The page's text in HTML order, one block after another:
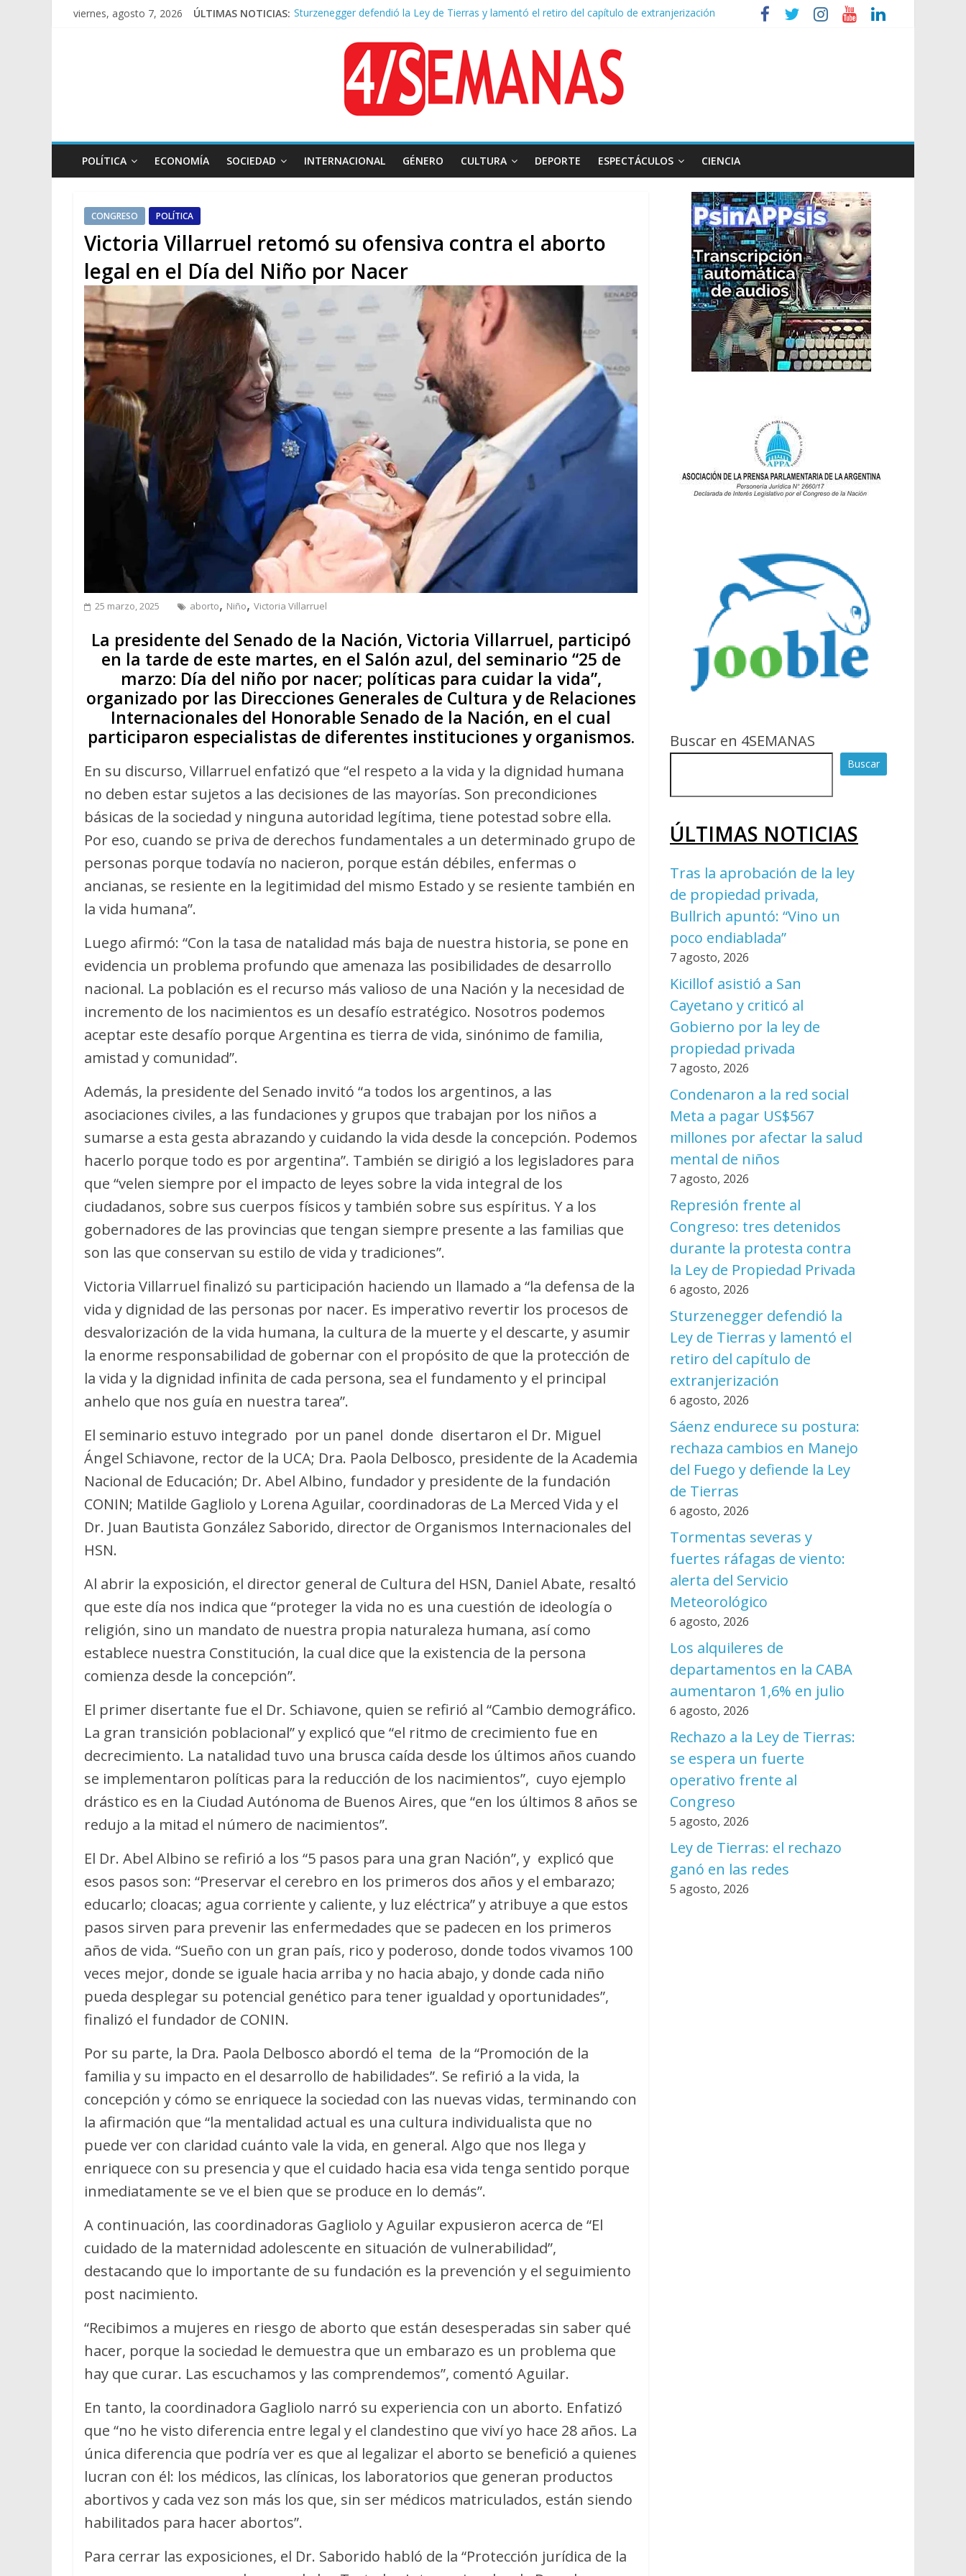
viernes, agosto 7, 2026 ÚLTIMAS NOTICIAS: Sturzenegger defendió la Ley de Tierras y lamentó el retiro del capítulo de extranjerización
Kicillof asistió a San Cayetano y criticó al Gobierno por la ley de propiedad privada
Condenaron a la red social Meta a pagar US$567 millones por afectar la salud mental de niños
Represión frente al Congreso: tres detenidos durante la protesta contra la Ley de Propiedad Privada
POLÍTICA ECONOMÍA SOCIEDAD INTERNACIONAL GÉNERO CULTURA DEPORTE ESPECTÁCULOS CIENCIA
CONGRESO POLÍTICA
Victoria Villarruel retomó su ofensiva contra el aborto
legal en el Día del Niño por Nacer
25 marzo, 2025 aborto, Niño, Victoria Villarruel
La presidente del Senado de la Nación, Victoria Villarruel, participó
en la tarde de este martes, en el Salón azul, del seminario “25 de
marzo: Día del niño por nacer; políticas para cuidar la vida”,
organizado por las Direcciones Generales de Cultura y de Relaciones
Internacionales del Honorable Senado de la Nación, en el cual
participaron especialistas de diferentes instituciones y organismos.
En su discurso, Villarruel enfatizó que “el respeto a la vida y la dignidad humana
no deben estar sujetos a las decisiones de las mayorías. Son precondiciones
básicas de la sociedad y ninguna autoridad legítima, tiene potestad sobre ella.
Por eso, cuando se priva de derechos fundamentales a un determinado grupo de
personas porque todavía no nacieron, porque están débiles, enfermas o
ancianas, se resiente en la legitimidad del mismo Estado y se resiente también en
la vida humana”.
Luego afirmó: “Con la tasa de natalidad más baja de nuestra historia, se pone en
evidencia un problema profundo que amenaza las posibilidades de desarrollo
nacional. La población es el recurso más valioso de una Nación y la necesidad de
incremento de los nacimientos es un desafío estratégico. Nosotros podemos
aceptar este desafío porque Argentina es tierra de vida, sinónimo de familia,
amistad y comunidad”.
Además, la presidente del Senado invitó “a todos los argentinos, a las
asociaciones civiles, a las fundaciones y grupos que trabajan por los niños a
sumarse a esta gesta abrazando y cuidando la vida desde la concepción. Podemos
hacerlo porque todo es por argentina”. También se dirigió a los legisladores para
que “velen siempre por el impacto de leyes sobre la vida integral de los
ciudadanos, sobre sus cuerpos físicos y también sobre sus espíritus. Y a los
gobernadores de las provincias que tengan siempre presente a las familias que
son las que conservan su estilo de vida y tradiciones”.
Victoria Villarruel finalizó su participación haciendo un llamado a “la defensa de la
vida y dignidad de las personas por nacer. Es imperativo revertir los procesos de
desvalorización de la vida humana, la cultura de la muerte y el descarte, y asumir
la enorme responsabilidad de gobernar con el propósito de que la protección de
la vida y la dignidad infinita de cada persona, sea el fundamento y el principal
anhelo que nos guía en nuestra tarea”.
El seminario estuvo integrado por un panel donde disertaron el Dr. Miguel
Ángel Schiavone, rector de la UCA; Dra. Paola Delbosco, presidente de la Academia
Nacional de Educación; Dr. Abel Albino, fundador y presidente de la fundación
CONIN; Matilde Gagliolo y Lorena Aguilar, coordinadoras de La Merced Vida y el
Dr. Juan Bautista González Saborido, director de Organismos Internacionales del
HSN.
Al abrir la exposición, el director general de Cultura del HSN, Daniel Abate, resaltó
que este día nos indica que “proteger la vida no es una cuestión de ideología o
religión, sino un mandato de nuestra propia naturaleza humana, así como
establece nuestra Constitución, la cual dice que la existencia de la persona
comienza desde la concepción”.
El primer disertante fue el Dr. Schiavone, quien se refirió al “Cambio demográfico.
La gran transición poblacional” y explicó que “el ritmo de crecimiento fue en
decrecimiento. La natalidad tuvo una brusca caída desde los últimos años cuando
se implementaron políticas para la reducción de los nacimientos”, cuyo ejemplo
drástico es en la Ciudad Autónoma de Buenos Aires, que “en los últimos 8 años se
redujo a la mitad el número de nacimientos”.
El Dr. Abel Albino se refirió a los “5 pasos para una gran Nación”, y explicó que
esos pasos son: “Preservar el cerebro en los primeros dos años y el embarazo;
educarlo; cloacas; agua corriente y caliente, y luz eléctrica” y atribuye a que estos
pasos sirven para prevenir las enfermedades que se padecen en los primeros
años de vida. “Sueño con un gran país, rico y poderoso, donde todos vivamos 100
veces mejor, donde se iguale hacia arriba y no hacia abajo, y donde cada niño
pueda desplegar su potencial genético para tener igualdad y oportunidades”,
finalizó el fundador de CONIN.
Por su parte, la Dra. Paola Delbosco abordó el tema de la “Promoción de la
familia y su impacto en el desarrollo de habilidades”. Se refirió a la vida, la
concepción y cómo se enriquece la sociedad con las nuevas vidas, terminando con
la afirmación que “la mentalidad actual es una cultura individualista que no
puede ver con claridad cuánto vale la vida, en general. Algo que nos llega y
enriquece con su presencia y que el cuidado hacia esa vida tenga sentido porque
inmediatamente se ve el bien que se produce en lo demás”.
A continuación, las coordinadoras Gagliolo y Aguilar expusieron acerca de “El
cuidado de la maternidad adolescente en situación de vulnerabilidad”,
destacando que lo importante de su fundación es la prevención y el seguimiento
post nacimiento.
“Recibimos a mujeres en riesgo de aborto que están desesperadas sin saber qué
hacer, porque la sociedad le demuestra que un embarazo es un problema que
hay que curar. Las escuchamos y las comprendemos”, comentó Aguilar.
En tanto, la coordinadora Gagliolo narró su experiencia con un aborto. Enfatizó
que “no he visto diferencia entre legal y el clandestino que viví yo hace 28 años. La
única diferencia que podría ver es que al legalizar el aborto se benefició a quienes
lucran con él: los médicos, las clínicas, los laboratorios que generan productos
abortivos y cada vez son más los que, sin ser médicos matriculados, están siendo
habilitados para hacer abortos”.
Para cerrar las exposiciones, el Dr. Saborido habló de la “Protección jurídica de la
Buscar en 4SEMANAS
Buscar
ÚLTIMAS NOTICIAS
Tras la aprobación de la ley
de propiedad privada,
Bullrich apuntó: “Vino un
poco endiablada”
7 agosto, 2026
Kicillof asistió a San
Cayetano y criticó al
Gobierno por la ley de
propiedad privada
7 agosto, 2026
Condenaron a la red social
Meta a pagar US$567
millones por afectar la salud
mental de niños
7 agosto, 2026
Represión frente al
Congreso: tres detenidos
durante la protesta contra
la Ley de Propiedad Privada
6 agosto, 2026
Sturzenegger defendió la
Ley de Tierras y lamentó el
retiro del capítulo de
extranjerización
6 agosto, 2026
Sáenz endurece su postura:
rechaza cambios en Manejo
del Fuego y defiende la Ley
de Tierras
6 agosto, 2026
Tormentas severas y
fuertes ráfagas de viento:
alerta del Servicio
Meteorológico
6 agosto, 2026
Los alquileres de
departamentos en la CABA
aumentaron 1,6% en julio
6 agosto, 2026
Rechazo a la Ley de Tierras:
se espera un fuerte
operativo frente al
Congreso
5 agosto, 2026
Ley de Tierras: el rechazo
ganó en las redes
5 agosto, 2026